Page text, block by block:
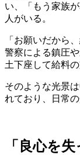
い、「もう家族
人がいる。
「お願いだから
警察による鎮圧
土下座して給料
そのような光景
れており、日常
「良心を